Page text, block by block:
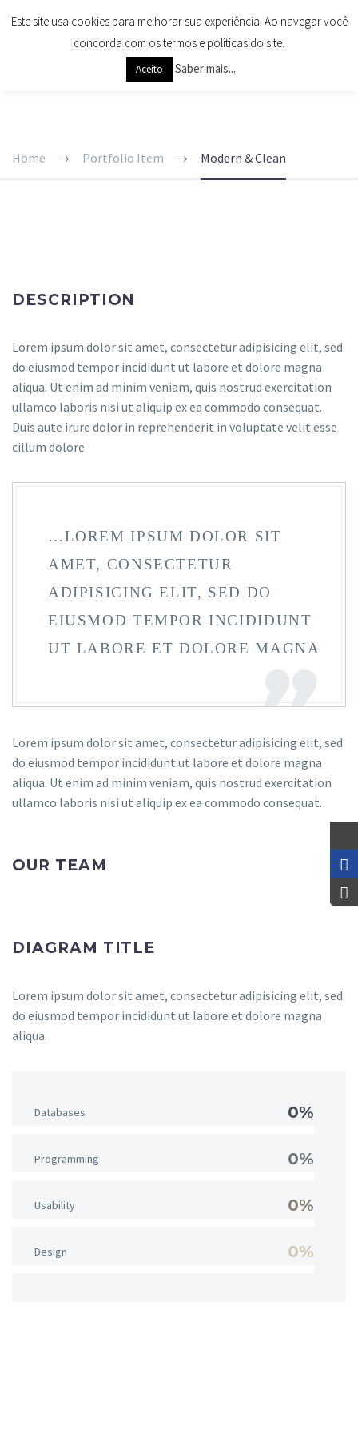
CLEAN & TRENDY
Home Portfolio Item Modern & Clean
DESCRIPTION
Lorem ipsum dolor sit amet, consectetur adipisicing elit, sed
do eiusmod tempor incididunt ut labore et dolore magna
aliqua. Ut enim ad minim veniam, quis nostrud exercitation
ullamco laboris nisi ut aliquip ex ea commodo consequat.
Duis aute irure dolor in reprehenderit in voluptate velit esse
cillum dolore
…LOREM IPSUM DOLOR SIT
AMET, CONSECTETUR
ADIPISICING ELIT, SED DO
EIUSMOD TEMPOR INCIDIDUNT
UT LABORE ET DOLORE MAGNA
Lorem ipsum dolor sit amet, consectetur adipisicing elit, sed
do eiusmod tempor incididunt ut labore et dolore magna
aliqua. Ut enim ad minim veniam, quis nostrud exercitation
ullamco laboris nisi ut aliquip ex ea commodo consequat.
OUR TEAM
DIAGRAM TITLE
Lorem ipsum dolor sit amet, consectetur adipisicing elit, sed
do eiusmod tempor incididunt ut labore et dolore magna
aliqua.
Databases 0%
Programming 0%
Usability 0%
Design 0%
Este site usa cookies para melhorar sua experiência. Ao navegar você
concorda com os termos e políticas do site.
Aceito Saber mais...